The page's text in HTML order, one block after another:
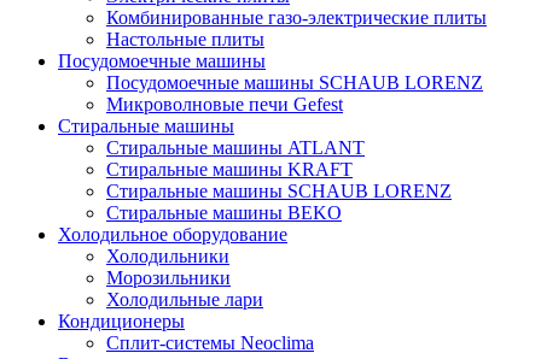
Комбинированные газо-электрические плиты
Настольные плиты
Посудомоечные машины
Посудомоечные машины SCHAUB LORENZ
Микроволновые печи Gefest
Стиральные машины
Стиральные машины ATLANT
Стиральные машины KRAFT
Стиральные машины SCHAUB LORENZ
Стиральные машины BEKO
Холодильное оборудование
Холодильники
Морозильники
Холодильные лари
Кондиционеры
Сплит-системы Neoclima